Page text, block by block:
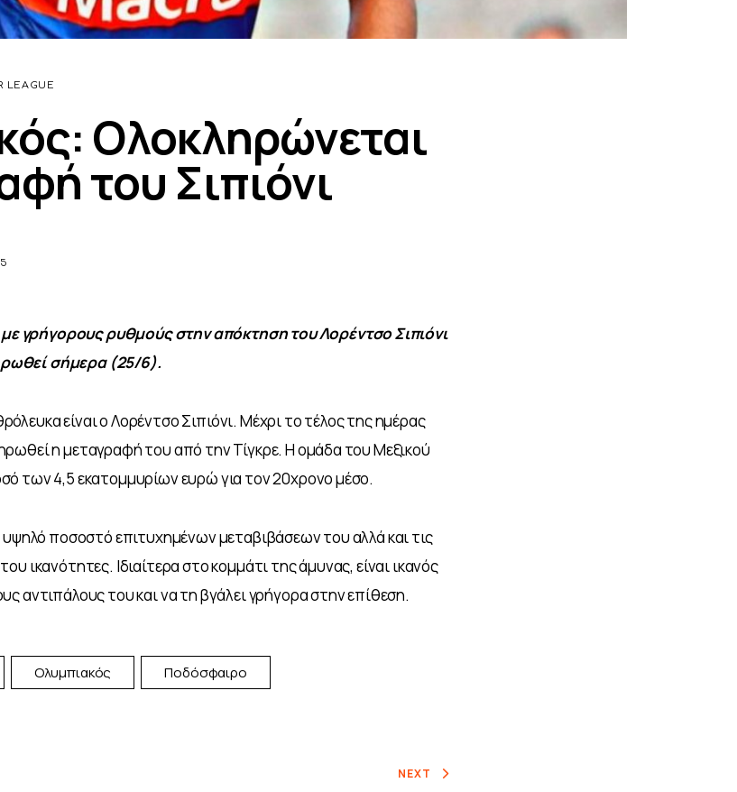
LEAGUE
Ολοκληρώνεται
του Σιπιόνι
γρήγορους ρυθμούς στην απόκτηση του Λορέντσο Σιπιόνι
σήμερα (25/6).
είναι ο Λορέντσο Σιπιόνι. Μέχρι το τέλος της ημέρας
η μεταγραφή του από την Τίγκρε. Η ομάδα του Μεξικού
των 4,5 εκατομμυρίων ευρώ για τον 20χρονο μέσο.
υψηλό ποσοστό επιτυχημένων μεταβιβάσεων του αλλά και τις
ικανότητες. Ιδιαίτερα στο κομμάτι της άμυνας, είναι ικανός
αντιπάλους του και να τη βγάλει γρήγορα στην επίθεση.
Ολυμπιακός Ποδόσφαιρο
NEXT